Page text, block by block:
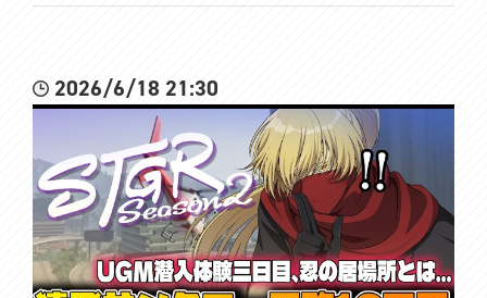
2026/6/18 21:30